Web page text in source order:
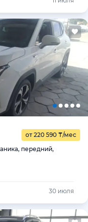
от 220 590 ₸/мес
передний,
30 июля